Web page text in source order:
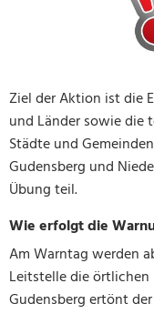
Ziel der Aktion ist die
und Länder sowie die
Städte und
Gudensberg und
Übung teil.
Wie erfolgt die
Am Warntag werden
Leitstelle die örtlichen
Gudensberg ertönt